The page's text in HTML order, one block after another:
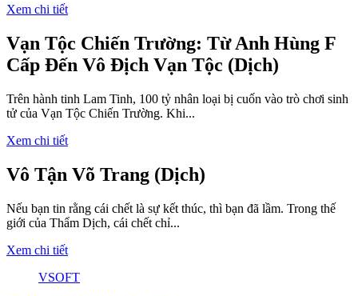
Xem chi tiết
Vạn Tộc Chiến Trường: Từ Anh Hùng F
Cấp Đến Vô Địch Vạn Tộc (Dịch)
Trên hành tinh Lam Tinh, 100 tỷ nhân loại bị cuốn vào trò chơi sinh
tử của Vạn Tộc Chiến Trường. Khi...
Xem chi tiết
Vô Tận Võ Trang (Dịch)
Nếu bạn tin rằng cái chết là sự kết thúc, thì bạn đã lầm. Trong thế
giới của Thẩm Dịch, cái chết chỉ...
Xem chi tiết
VSOFT